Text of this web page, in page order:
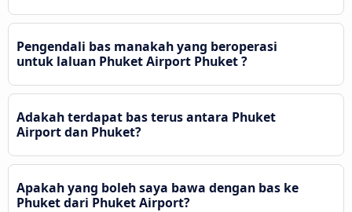
Pengendali bas manakah yang beroperasi
untuk laluan Phuket Airport Phuket ?
Adakah terdapat bas terus antara Phuket
Airport dan Phuket?
Apakah yang boleh saya bawa dengan bas ke
Phuket dari Phuket Airport?